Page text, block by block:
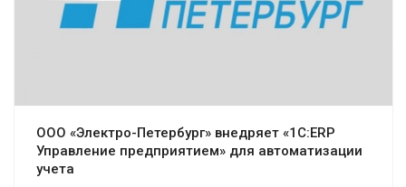
ООО «Электро-Петербург» внедряет «1С:ERP
Управление предприятием» для автоматизации
учета